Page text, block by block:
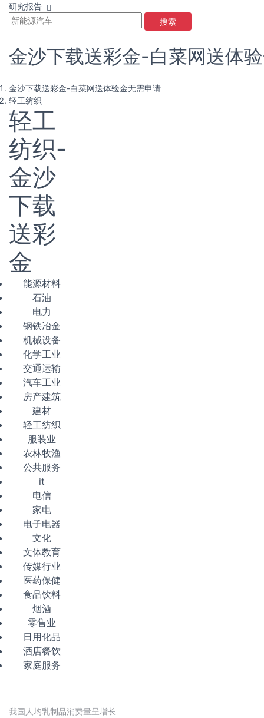
研究报告
搜索
金沙下载送彩金-白菜网送体
金沙下载送彩金-白菜网送体验金无需申请
轻工纺织
轻工
纺织-
金沙
下载
送彩
金
能源材料
石油
电力
钢铁冶金
机械设备
化学工业
交通运输
汽车工业
房产建筑
建材
轻工纺织
服装业
农林牧渔
公共服务
it
电信
家电
电子电器
文化
文体教育
传媒行业
医药保健
食品饮料
烟酒
零售业
日用化品
酒店餐饮
家庭服务
我国人均乳制品消费量呈增长